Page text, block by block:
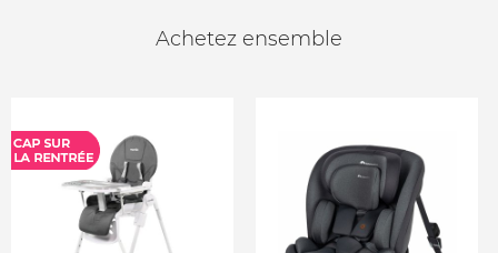
Achetez ensemble